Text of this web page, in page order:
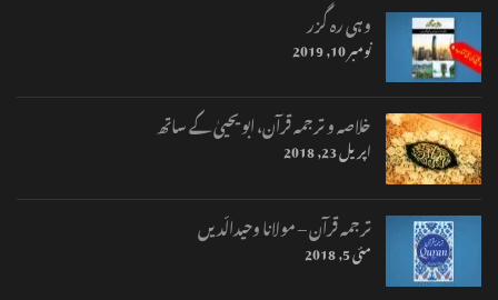
وہی رہ گزر
نومبر 10, 2019
خلاصہ و ترجمہ قرآن، ابو یحییٰ کے ساتھ
اپریل 23, 2018
ترجمہ قرآن – مولانا وحیدالّدیں
مئی 5, 2018